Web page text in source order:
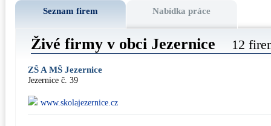
Seznam firem Nabídka práce
Živé firmy v obci Jezernice 12
ZŠ A MŠ Jezernice
Jezernice č. 39
www.skolajezernice.cz